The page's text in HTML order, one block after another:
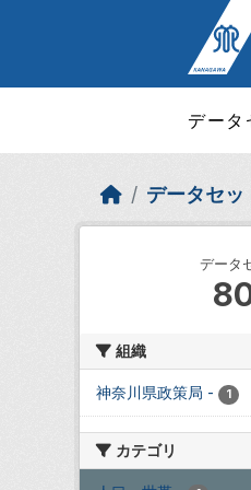
データ
データセッ
データ
組織
神奈川県政策局 - 1
カテゴリ